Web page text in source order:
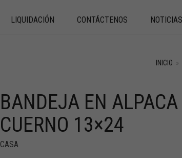
LIQUIDACIÓN CONTÁCTENOS NOTICIAS
INICIO »
BANDEJA EN
CUERNO 13×24
CASA